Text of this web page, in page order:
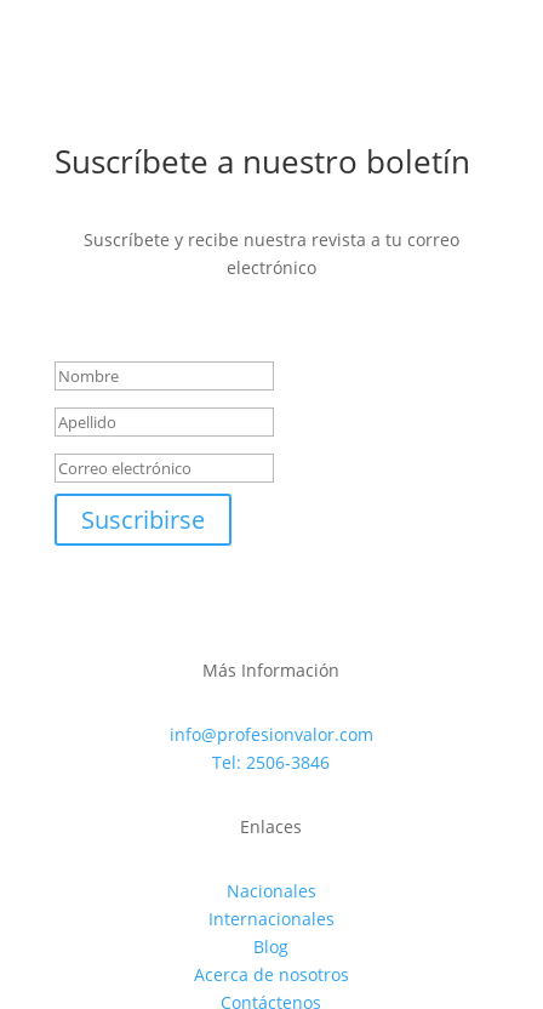
Suscríbete a nuestro boletín
Suscríbete y recibe nuestra revista a tu correo
electrónico
Suscribirse
Más Información
info@profesionvalor.com
Tel: 2506-3846
Enlaces
Nacionales
Internacionales
Blog
Acerca de nosotros
Contáctenos